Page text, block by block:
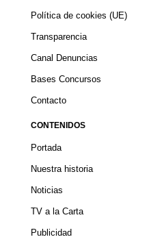
Política de cookies (UE)
Transparencia
Canal Denuncias
Bases Concursos
Contacto
CONTENIDOS
Portada
Nuestra historia
Noticias
TV a la Carta
Publicidad